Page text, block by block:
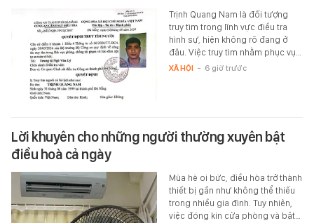
Trịnh Quang Nam là đối tượng
truy tìm trong lĩnh vực điều tra
hình sự, hiện không rõ đang ở
đâu. Việc truy tìm nhằm phục vụ…
XÃ HỘI - 6 giờ trước
Lời khuyên cho những người thường xuyên bật
điều hoà cả ngày
Mùa hè oi bức, điều hòa trở thành
thiết bị gần như không thể thiếu
trong nhiều gia đình. Tuy nhiên,
việc đóng kín cửa phòng và bật…